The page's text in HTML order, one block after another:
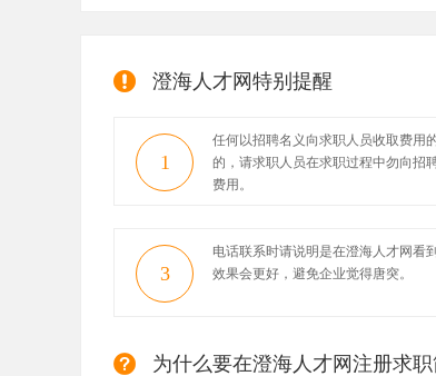
澄海人才网特别提醒
1
任何以招聘名义向求职人员收取费用
的，请求职人员在求职过程中勿向招
费用。
3
电话联系时请说明是在澄海人才网看
效果会更好，避免企业觉得唐突。
为什么要在澄海人才网注册求